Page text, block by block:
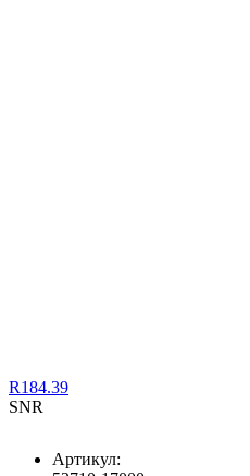
R184.39
SNR
Артикул: